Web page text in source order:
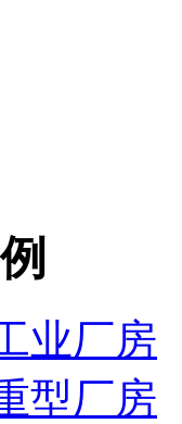
业厂房
型厂房